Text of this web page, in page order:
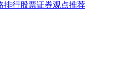
排行股票证券观点推荐